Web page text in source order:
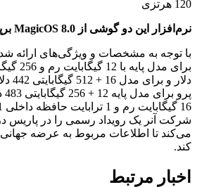
نرم‌افزار این دو گوشی از MagicOS 8.0 برپایه اندروید 14 است.
می‌کند تا اطلاعات مربوط به عرضه جهانی
کند.
اخبار مرتبط